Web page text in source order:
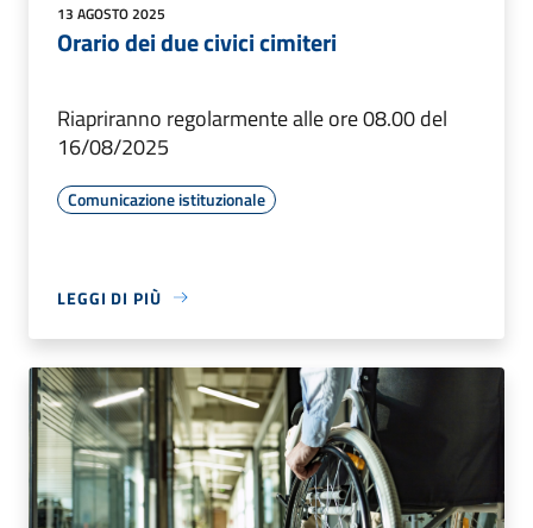
13 AGOSTO 2025
Orario dei due civici cimiteri
Riapriranno regolarmente alle ore 08.00 del
16/08/2025
Comunicazione istituzionale
LEGGI DI PIÙ